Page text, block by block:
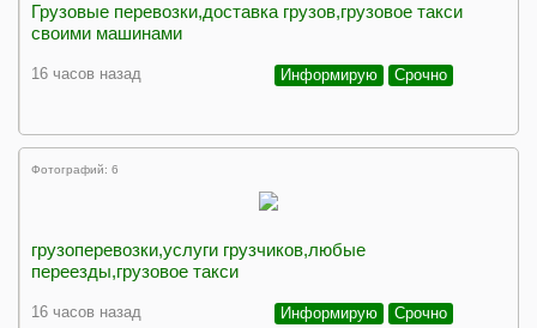
Грузовые перевозки,доставка грузов,грузовое такси
своими машинами
16 часов назад Информирую Срочно
Фотографий: 6
грузоперевозки,услуги грузчиков,любые
переезды,грузовое такси
16 часов назад Информирую Срочно